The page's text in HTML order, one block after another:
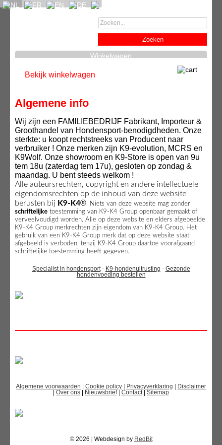
Winkelwagen
Bekijk winkelwagen
Algemene info
Wij zijn een FAMILIEBEDRIJF Fabrikant, Importeur &
Groothandel van Hondensport-benodigdheden. Onze
sterkte: u koopt rechtstreeks van Producent naar
verbruiker ! Onze merken zijn K9-evolution, MCRS en
K9Wolf. Onze showroom en K9-Store is open van 9u
tem 18u (zaterdag tem 17u), gesloten op zondag &
maandag. U bent steeds welkom !
Alle auteursrechten, copyright en andere intellectuele
eigendomsrechten op de inhoud van deze website
berusten bij K9-K4®. Niets van deze website mag zonder
schriftelijke toestemming van K9-K4 Group openbaar gemaakt of
verveelvoudigd worden. Alle op deze website en elders afgebeelde
K9-K4 Group merkrechten zijn eigendom van K9-K4 Group. Het
gebruik van een K9-K4 Group merk dat op deze website staat
afgebeeld is verboden, tenzij K9-K4 Group daartoe voorafgaand
schriftelijke toestemming heeft gegeven.
Specialist in hondensport- K9-hondenuitrusting - Gezonde
hondenvoeding bestellen
Algemene voorwaarden Cookie policy Privacyverklaring
Disclaimer
Over ons Nieuwsbrief| Contact Sitemap
© 2026 | Webdesign by RedBit